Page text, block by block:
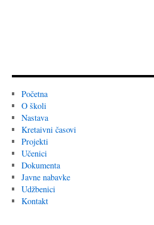
Početna
O školi
Nastava
Kretaivni časovi
Projekti
Učenici
Dokumenta
Javne nabavke
Udžbenici
Kontakt